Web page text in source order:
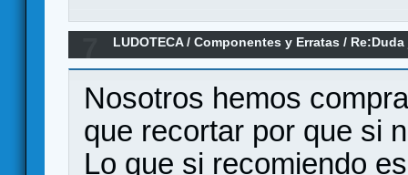
LUDOTECA/Componentes y Erratas /
spoiler)
Nosotros hemos
que recortar por que si
Lo que si recomiendo